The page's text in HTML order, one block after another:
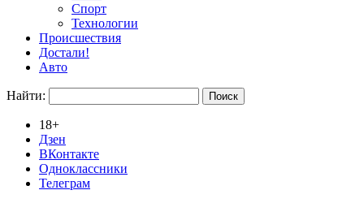
Спорт
Технологии
Происшествия
Достали!
Авто
Найти:
18+
Дзен
ВКонтакте
Одноклассники
Телеграм